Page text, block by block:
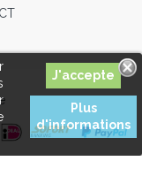
Plus
d'informations